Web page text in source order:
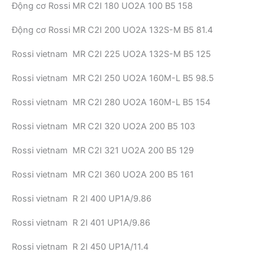
Động cơ Rossi MR C2I 180 UO2A 100 B5 158
Động cơ Rossi MR C2I 200 UO2A 132S-M B5 81.4
Rossi vietnam MR C2I 225 UO2A 132S-M B5 125
Rossi vietnam MR C2I 250 UO2A 160M-L B5 98.5
Rossi vietnam MR C2I 280 UO2A 160M-L B5 154
Rossi vietnam MR C2I 320 UO2A 200 B5 103
Rossi vietnam MR C2I 321 UO2A 200 B5 129
Rossi vietnam MR C2I 360 UO2A 200 B5 161
Rossi vietnam R 2I 400 UP1A/9.86
Rossi vietnam R 2I 401 UP1A/9.86
Rossi vietnam R 2I 450 UP1A/11.4